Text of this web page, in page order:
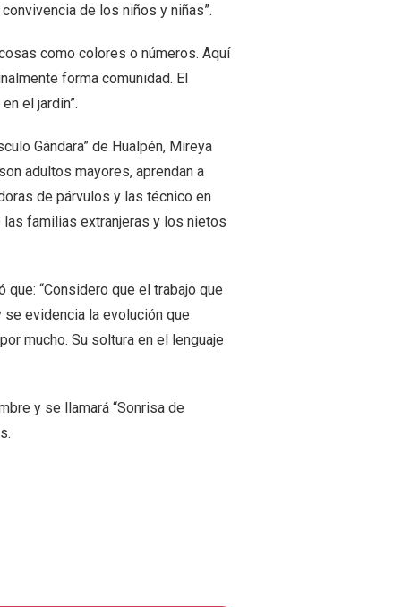
de los niños y niñas”.
como colores o números. Aquí
forma comunidad. El
el jardín”.
Gándara” de Hualpén, Mireya
adultos mayores, aprendan a
de párvulos y las técnico en
las familias extranjeras y los nietos
“Considero que el trabajo que
evidencia la evolución que
mucho. Su soltura en el lenguaje
y se llamará “Sonrisa de